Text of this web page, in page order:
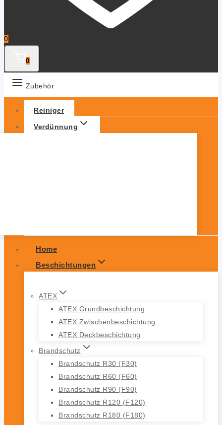
0
0
Zubehör
Reiniger
Verdünnung
Home
Beschichtungen
ATEX
ATEX Grundbeschichtung
ATEX Zwischenbeschichtung
ATEX Deckbeschichtung
Brandschutz
Brandschutz R30 (F30)
Brandschutz R60 (F60)
Brandschutz R90 (F90)
Brandschutz R120 (F120)
Brandschutz R180 (F180)